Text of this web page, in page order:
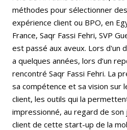
méthodes pour sélectionner
expérience client ou BPO, en
France, Saqr Fassi Fehri, SVP
est passé aux aveux. Lors d'un
a quelques années, lors d’un
rencontré Saqr Fassi Fehri. La
sa compétence et sa vision sur
client, les outils qui la
impressionné, au regard de son
client de cette start-up de la